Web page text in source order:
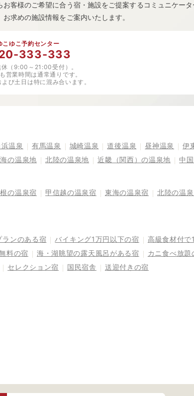
客様のご希望に合う宿・施設をご提案するコミュニケー
求めの施設情報をご案内いたします。
こゆこ予約センター
333-333
（9:00～21:00受付）。
営業時間は通常通りです。
び土日は特に混み合います。
温泉 有馬温泉 城崎温泉 道後温泉 昼神温泉
伊
の温泉地 北陸の温泉地 近畿（関西）の温泉地 中
の温泉宿 甲信越の温泉宿 東海の温泉宿
北陸の温
ランのある宿 バイキング1万円以下の宿
高級食材付で
料の宿 海・湖眺望の露天風呂がある宿
カニ食べ放題
セレクション宿 国民宿舎 送迎付きの宿